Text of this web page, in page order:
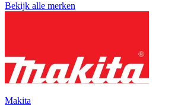
Bekijk alle merken
Makita